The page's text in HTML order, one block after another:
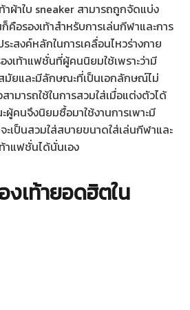
าผ้าใบ sneaker สามารถถูกจัดแบ่ง
คือรองเท้าสำหรับการเล่นกีฬาและการ
ะสงค์หลักในการเคลื่อนไหวร่างกาย
งเท้าแฟชั่นที่ผู้คนนิยมใช้เพราะว่ามี
ยและมีลักษณะที่เป็นเอกลักษณ์ไม่
ามารถใช้ในการสวมใส่เมื่อแต่งตัวได้
คนจึงนิยมซื้อมาใช้งานการเพาะมี
ะเป็นสวมใส่สบายขนาดใส่เล่นกีฬาและ
าแฟชั่นได้นั่นเอง
เท้ายอดฮิตใน